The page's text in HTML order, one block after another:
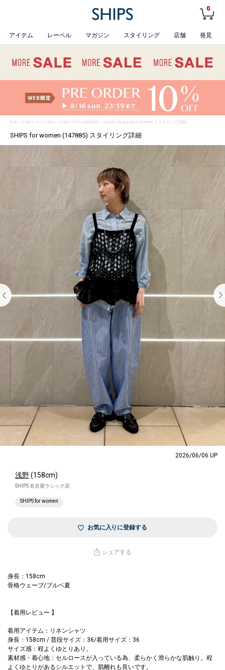
0
アイテム レーベル マガジン スタイリング 店舗 発見
TOP> STAFF STYLING> STAFF STYLING詳細 > SHIPS for women (147885) スタイリング詳細
SHIPS for women (147885) スタイリング詳細
2026/06/06 UP
浅野(158cm)
SHIPS 名古屋ラシック店
SHIPS for women
お気に入りに登録する
シェアする
身長：158cm
骨格ウェーブ/ブルベ夏
【着用レビュー 】
着用アイテム：リネンシャツ
身長：158cm / 普段サイズ：36/着用サイズ：36
サイズ感：程よくゆとりあり。
素材感・着心地：セルロースが入っている為、柔らかく滑らかな肌触り。程
よくゆとりがあるシルエットで、肌離れも良いです。